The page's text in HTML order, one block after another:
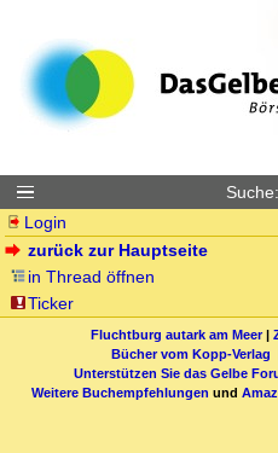
Suche:
Login
zurück zur Hauptseite
in Thread öffnen
Ticker
Fluchtburg autark am Meer|
Bücher vom Kopp-Verlag
Unterstützen Sie das Gelbe
Weitere Buchempfehlungen und